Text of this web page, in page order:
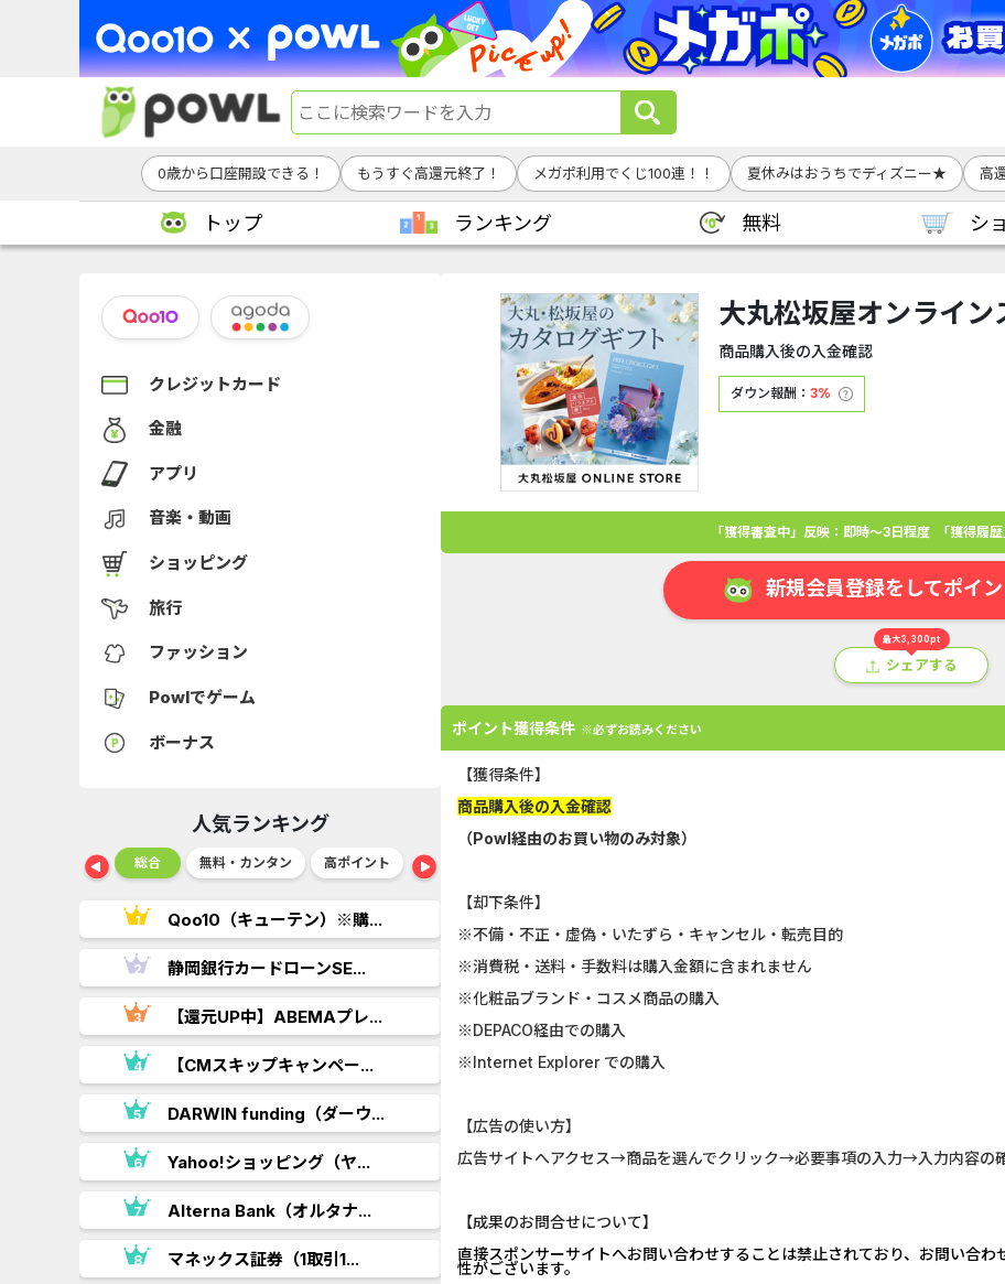
0歳から口座開設できる！ もうすぐ高還元終了！ メガポ利用でくじ100連！！ 夏休みはおうちでディズニー★ 高
トップ ランキング 無料 シ
クレジットカード
金融
アプリ
音楽・動画
ショッピング
旅行
ファッション
Powlでゲーム
ボーナス
人気ランキング
ショッピング 総合 無料・カンタン 高ポイント ゲーム
Qoo10（キューテン）※購...
静岡銀行カードローンSE...
【還元UP中】ABEMAプレ...
【CMスキップキャンペー...
DARWIN funding（ダーウ...
Yahoo!ショッピング（ヤ...
Alterna Bank（オルタナ...
マネックス証券（1取引1...
U-NEXT_無料お試し登録
DOOR賃貸
グリーン・ワークホース...
【Ipsos iSay】アンケー...
Nielsen（ニールセン）...
Wood Block Jam（レベル...
マネックス証
DARWIN
大丸松坂屋オンライン
商品購入後の入金確認
ダウン報酬： 3%
「獲得審査中」反映：即時～3日程度 「獲得履
新規会員登録をしてポイン
最大3,300pt
シェアする
ポイント獲得条件 ※必ずお読みください
【獲得条件】
商品購入後の入金確認
（Powl経由のお買い物のみ対象）
【却下条件】
※不備・不正・虚偽・いたずら・キャンセル・転売目的
※消費税・送料・手数料は購入金額に含まれません
※化粧品ブランド・コスメ商品の購入
※DEPACO経由での購入
※Internet Explorer での購入
【広告の使い方】
広告サイトへアクセス→商品を選んでクリック→必要事項の入力→入力内容
【成果のお問合せについて】
直接スポンサーサイトへお問い合わせすることは禁止されており、お問い合
性がございます。